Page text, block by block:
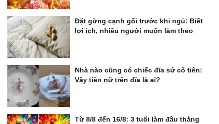
Đặt gừng cạnh gối trước khi ngủ: Biết
lợi ích, nhiều người muốn làm theo
Nhà nào cũng có chiếc đĩa sứ cô tiên:
Vậy tiên nữ trên đĩa là ai?
Từ 8/8 đến 16/8: 3 tuổi làm đâu thắng